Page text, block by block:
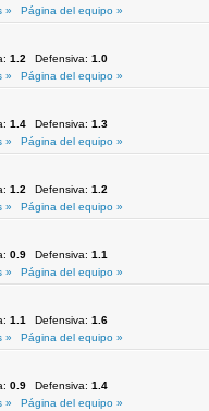
»
Página del equipo »
1.2 Defensiva: 1.0
»
Página del equipo »
1.4 Defensiva: 1.3
»
Página del equipo »
1.2 Defensiva: 1.2
»
Página del equipo »
0.9 Defensiva: 1.1
»
Página del equipo »
1.1 Defensiva: 1.6
»
Página del equipo »
0.9 Defensiva: 1.4
»
Página del equipo »